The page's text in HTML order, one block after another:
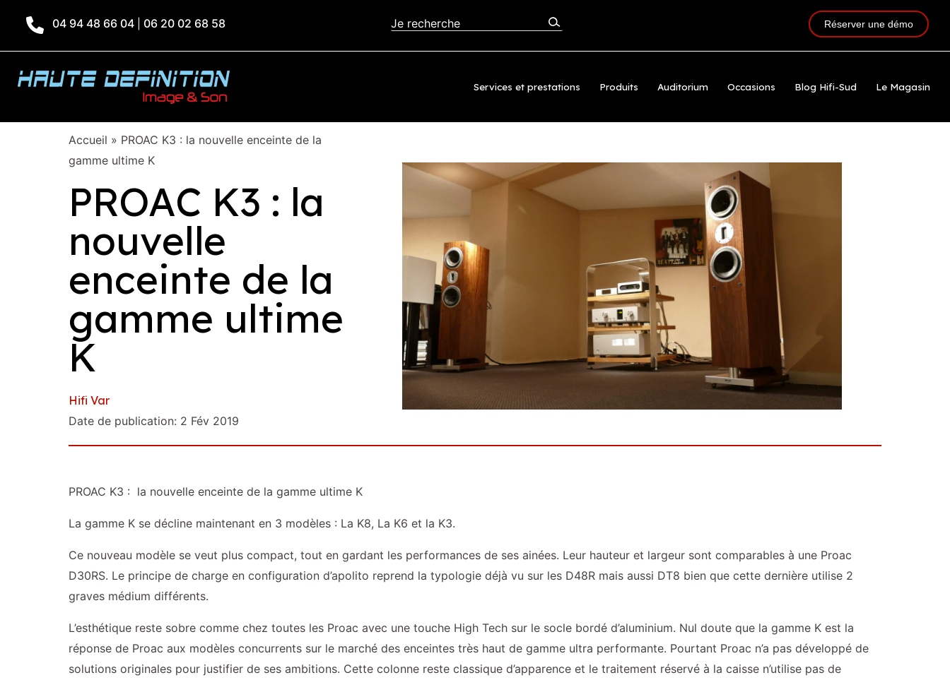
04 94 48 66 04 06 20 02 68 58 Réserver une démo
Services et prestations Produits Auditorium Occasions Blog Hifi-Sud Le Magasin
Accueil » PROAC K3 : la nouvelle enceinte de la
gamme ultime K
PROAC K3 : la
nouvelle
enceinte de la
gamme ultime
K
Hifi Var
Date de publication: 2 Fév 2019
PROAC K3 : la nouvelle enceinte de la gamme ultime K
La gamme K se décline maintenant en 3 modèles : La K8, La K6 et la K3.
Ce nouveau modèle se veut plus compact, tout en gardant les performances de ses ainées. Leur hauteur et largeur sont comparables à une Proac
D30RS. Le principe de charge en configuration d’apolito reprend la typologie déjà vu sur les D48R mais aussi DT8 bien que cette dernière utilise 2
graves médium différents.
L’esthétique reste sobre comme chez toutes les Proac avec une touche High Tech sur le socle bordé d’aluminium. Nul doute que la gamme K est la
réponse de Proac aux modèles concurrents sur le marché des enceintes très haut de gamme ultra performante. Pourtant Proac n’a pas développé de
solutions originales pour justifier de ses ambitions. Cette colonne reste classique d’apparence et le traitement réservé à la caisse n’utilise pas de